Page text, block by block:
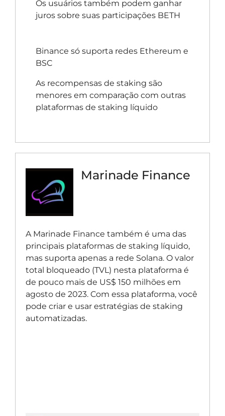
Os usuários também podem ganhar
juros sobre suas participações BETH
Binance só suporta redes Ethereum e
BSC
As recompensas de staking são
menores em comparação com outras
plataformas de staking líquido
Marinade Finance
A Marinade Finance também é uma das
principais plataformas de staking líquido,
mas suporta apenas a rede Solana. O valor
total bloqueado (TVL) nesta plataforma é
de pouco mais de US$ 150 milhões em
agosto de 2023. Com essa plataforma, você
pode criar e usar estratégias de staking
automatizadas.